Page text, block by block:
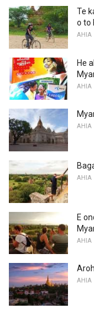
Te
o to
AHIA
He
AHIA
AHIA
AHIA
E
AHIA
AHIA